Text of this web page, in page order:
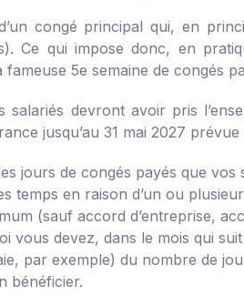
congé principal qui, en
Ce qui impose donc, en
fameuse 5e semaine de congés
salariés devront avoir pris
jusqu’au 31 mai 2027
jours de congés payés que vos
temps en raison d’un ou
(sauf accord d’entreprise,
vous devez, dans le mois qui
par exemple) du nombre de
bénéficier.